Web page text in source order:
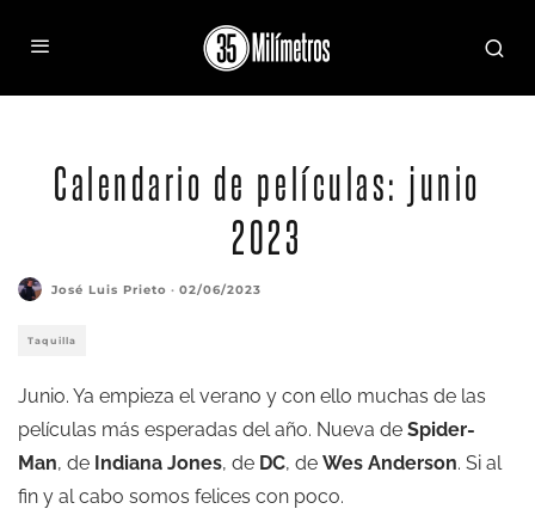
Calendario de películas: junio
2023
José Luis Prieto · 02/06/2023
Taquilla
Junio. Ya empieza el verano y con ello muchas de las
películas más esperadas del año. Nueva de Spider-
Man, de Indiana Jones, de DC, de Wes Anderson. Si al
fin y al cabo somos felices con poco.